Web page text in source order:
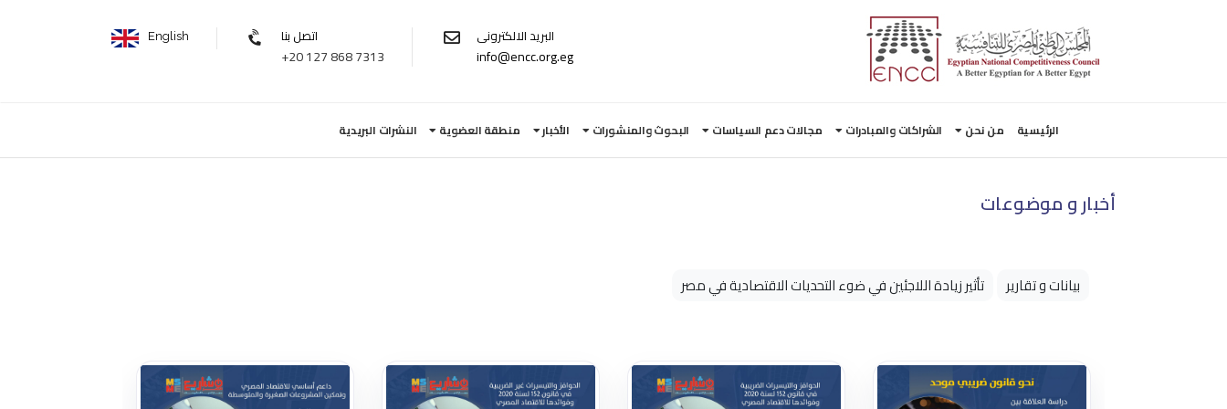
English اتصل بنا
+20 127 868 7313
البريد الالكترونى
info@encc.org.eg
الرئيسية من نحن الشراكات والمبادرات مجالات دعم السياسات البحوث والمنشورات الأخبار منطقة العضوية النشرات البريدية
أخبار و موضوعات
بيانات و تقارير تأثير زيادة اللاجئين في ضوء التحديات الاقتصادية في مصر